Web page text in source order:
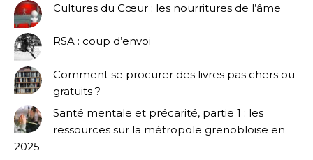
Cultures du Cœur : les nourritures de l’âme
RSA : coup d’envoi
Comment se procurer des livres pas chers ou
gratuits ?
Santé mentale et précarité, partie 1 : les
ressources sur la métropole grenobloise en
2025